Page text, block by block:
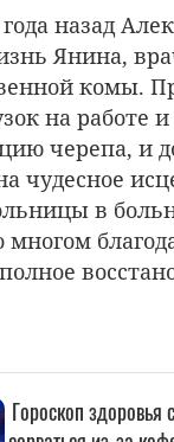
назад
Янина,
комы.
на работе
черепа, и
чудесное
в